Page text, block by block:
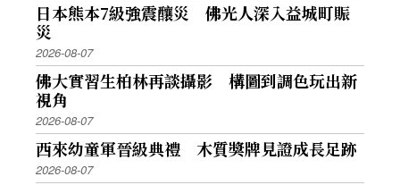
日本熊本7級強震釀災 佛光人深入益城町賑
災
2026-08-07
佛大實習生柏林再談攝影 構圖到調色玩出新
視角
2026-08-07
西來幼童軍晉級典禮 木質獎牌見證成長足跡
2026-08-07